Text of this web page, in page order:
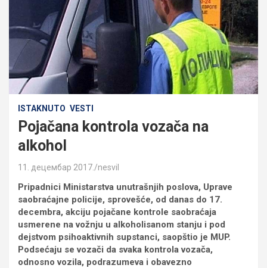
ISTAKNUTO VESTI
Pojačana kontrola vozača na
alkohol
11. децембар 2017. nesvil
Pripadnici Ministarstva unutrašnjih poslova, Uprave
saobraćajne policije, sprovešće, od danas do 17.
decembra, akciju pojačane kontrole saobraćaja
usmerene na vožnju u alkoholisanom stanju i pod
dejstvom psihoaktivnih supstanci, saopštio je MUP.
Podsećaju se vozači da svaka kontrola vozača,
odnosno vozila, podrazumeva i obavezno